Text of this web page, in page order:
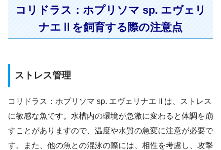
コリドラス：ホプリソマ sp. エヴェリ
ナエⅡを飼育する際の注意点
ストレス管理
コリドラス：ホプリソマ sp. エヴェリナエⅡは、ストレス
に敏感な魚です。水槽内の環境が急激に変わると体調を崩
すことがありますので、温度や水質の急変に注意が必要で
す。また、他の魚との混泳の際には、相性を考慮し、攻撃